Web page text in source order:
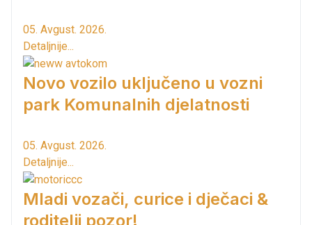
05. Avgust. 2026.
Detaljnije...
Novo vozilo uključeno u vozni
park Komunalnih djelatnosti
05. Avgust. 2026.
Detaljnije...
Mladi vozači, curice i dječaci &
roditelji pozor!